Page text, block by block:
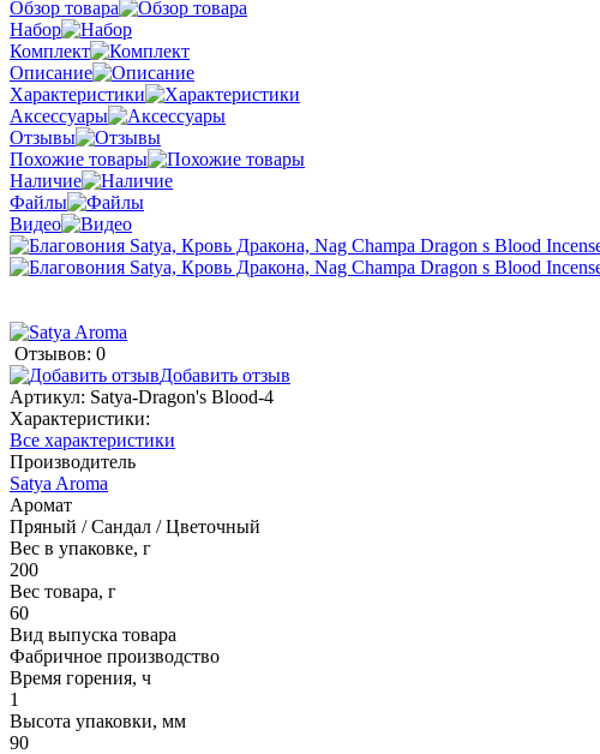
Обзор товара
Набор
Комплект
Описание
Характеристики
Аксессуары
Отзывы
Похожие товары
Наличие
Файлы
Видео
Отзывов: 0
Добавить отзыв
Артикул: Satya-Dragon's Blood-4
Характеристики:
Все характеристики
Производитель
Satya Aroma
Аромат
Пряный / Сандал / Цветочный
Вес в упаковке, г
200
Вес товара, г
60
Вид выпуска товара
Фабричное производство
Время горения, ч
1
Высота упаковки, мм
90